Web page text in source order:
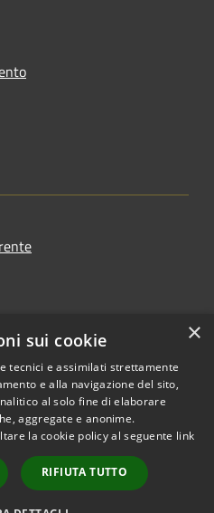
Copyright © 2026 • Comune di
Locorotondo • Powered by
Municipium•
Accesso
redazione
×
sui cookie
tecnici e assimilati strettamente
e alla navigazione del sito,
al solo fine di elaborare
aggregate e anonime.
la cookie policy al seguente link
RIFIUTA TUTTO